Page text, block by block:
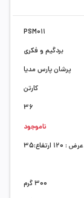
300 گرم
PSM011
بردگیم و فکری
پرشان پارس مدیا
کارتن
36
ناموجود